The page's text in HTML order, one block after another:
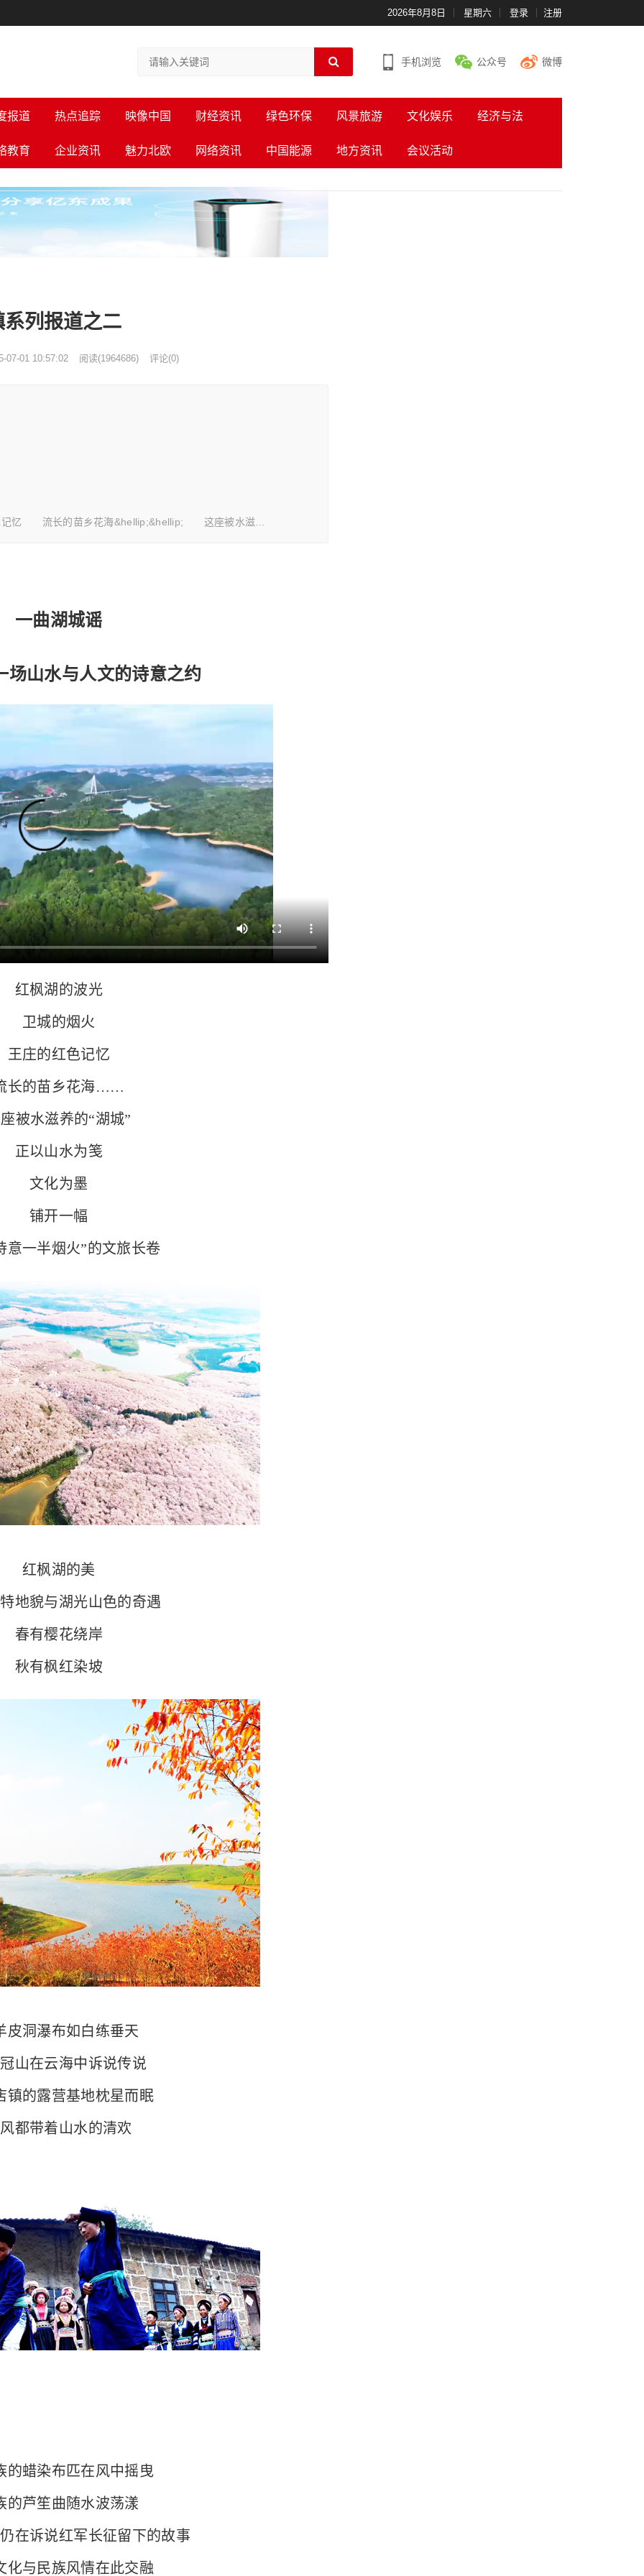
2026年8月8日 星期六 登录 注册
手机浏览 公众号 微博
报道 热点追踪 映像中国 财经资讯 绿色环保 风景旅游 文化娱乐 经济与法
教育 企业资讯 魅力北欧 网络资讯 中国能源 地方资讯 会议活动
列报道之二
07-01 10:57:02 阅读(1964686) 评论(0)
流长的苗乡花海&hellip;&hellip; 这座被水滋…
一曲湖城谣
水与人文的诗意之约
枫湖的波光
城的烟火
的红色记忆
苗乡花海……
水滋养的“湖城”
以山水为笺
文化为墨
铺开一幅
半烟火”的文旅长卷
枫湖的美
貌与湖光山色的奇遇
有樱花绕岸
有枫红染坡
瀑布如白练垂天
在云海中诉说传说
露营基地枕星而眠
带着山水的清欢
染布匹在风中摇曳
笙曲随水波荡漾
诉说红军长征留下的故事
民族风情在此交融